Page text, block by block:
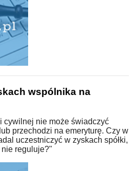
wspólnika na
cywilnej nie może świadczyć
przechodzi na emeryturę. Czy w
uczestniczyć w zyskach spółki,
nie reguluje?"